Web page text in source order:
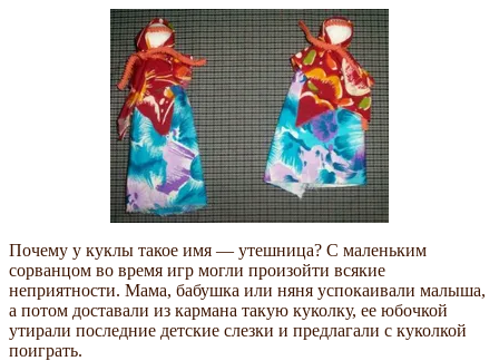
Почему у куклы такое имя — утешница? С маленьким
сорванцом во время игр могли произойти всякие
неприятности. Мама, бабушка или няня успокаивали малыша,
а потом доставали из кармана такую куколку, ее юбочкой
утирали последние детские слезки и предлагали с куколкой
поиграть.